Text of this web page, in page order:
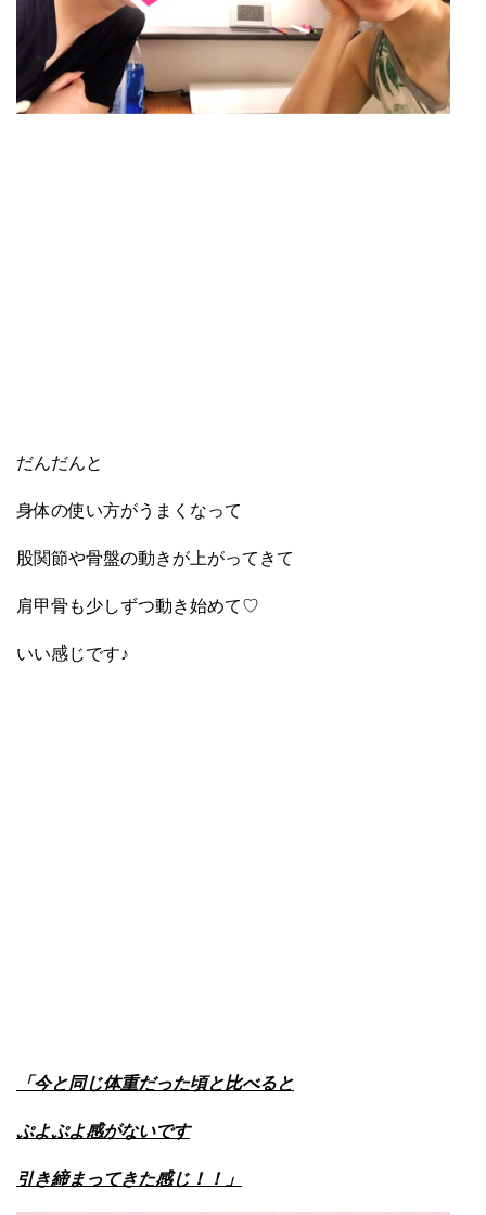
だんだんと
身体の使い方がうまくなって
股関節や骨盤の動きが上がってきて
肩甲骨も少しずつ動き始めて♡
いい感じです♪
「今と同じ体重だった頃と比べると
ぷよぷよ感がないです
引き締まってきた感じ！！」